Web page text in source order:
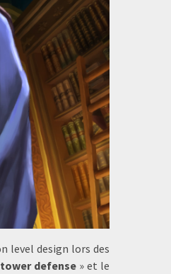
level design lors des
tower defense » et le